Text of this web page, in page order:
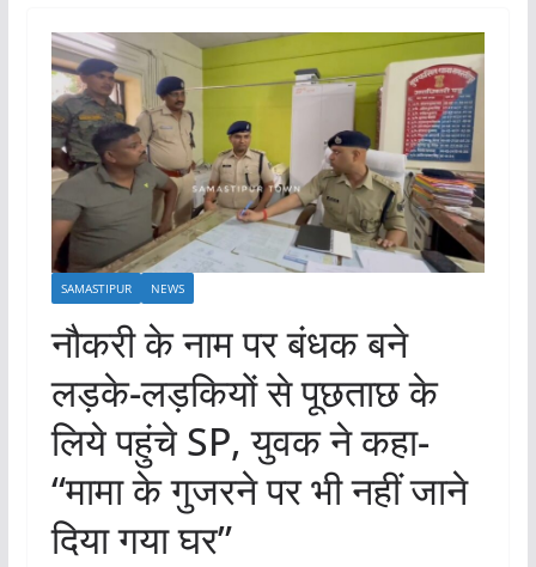
SAMASTIPUR NEWS
नौकरी के नाम पर बंधक बने
लड़के-लड़कियों से पूछताछ के
लिये पहुंचे SP, युवक ने कहा-
“मामा के गुजरने पर भी नहीं जाने
दिया गया घर”